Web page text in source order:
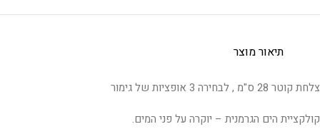
תיאור מוצר
צלחת קוטר 28 ס"מ , לבחירה 3 אופציות של גימור
קולקציית הים הגרמנית – יוקרה על פני המים.